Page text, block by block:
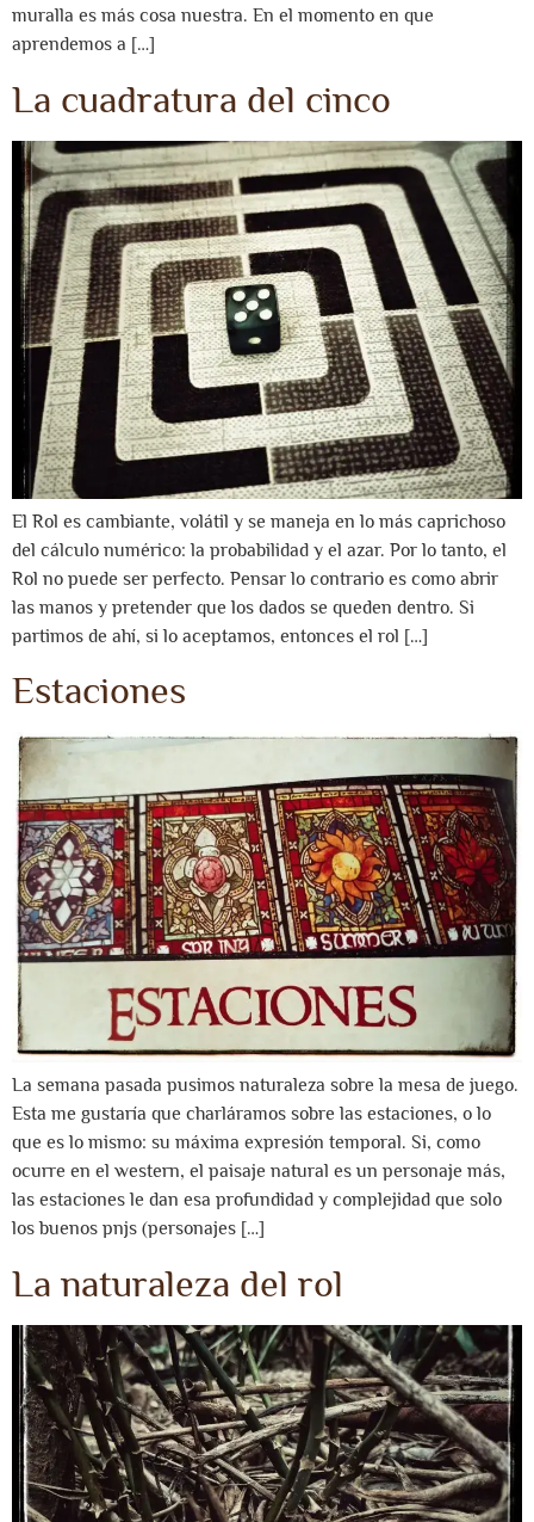
muralla es más cosa nuestra. En el momento en que
aprendemos a […]
La cuadratura del cinco
El Rol es cambiante, volátil y se maneja en lo más caprichoso
del cálculo numérico: la probabilidad y el azar. Por lo tanto, el
Rol no puede ser perfecto. Pensar lo contrario es como abrir
las manos y pretender que los dados se queden dentro. Si
partimos de ahí, si lo aceptamos, entonces el rol […]
Estaciones
La semana pasada pusimos naturaleza sobre la mesa de juego.
Esta me gustaría que charláramos sobre las estaciones, o lo
que es lo mismo: su máxima expresión temporal. Si, como
ocurre en el western, el paisaje natural es un personaje más,
las estaciones le dan esa profundidad y complejidad que solo
los buenos pnjs (personajes […]
La naturaleza del rol